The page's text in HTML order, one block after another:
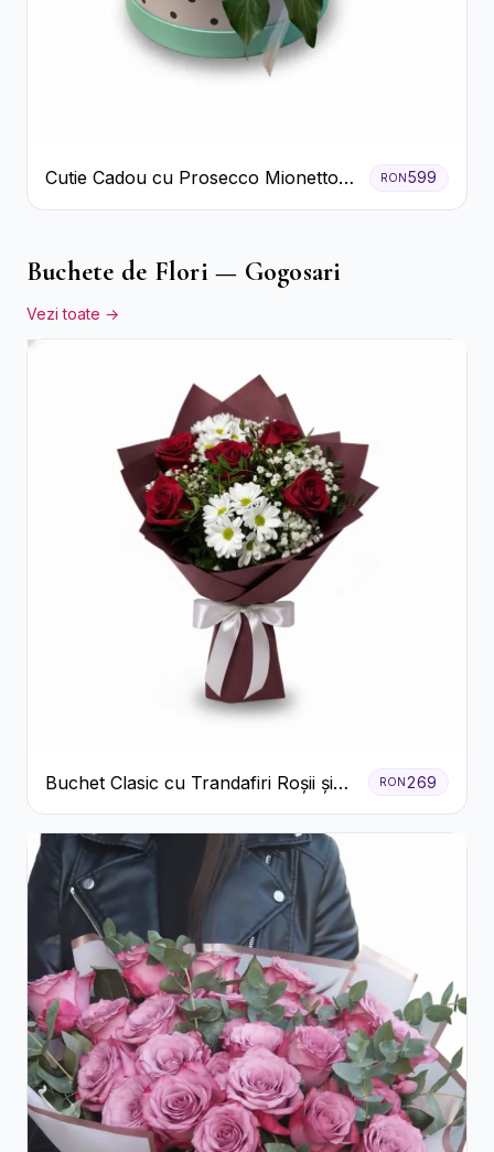
Cutie Cadou cu Prosecco Mionetto
Ferrero Rocher și Flori Pastelate
RON599
Buchete de Flori — Gogosari
Vezi toate →
Buchet Clasic cu Trandafiri Roșii și
Crizanteme Albe
RON 269